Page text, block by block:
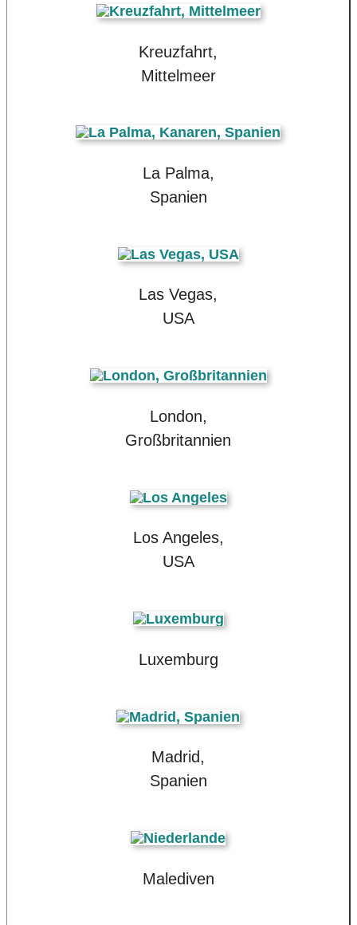
Kreuzfahrt,
Mittelmeer
La Palma,
Spanien
Las Vegas,
USA
London,
Großbritannien
Los Angeles,
USA
Luxemburg
Madrid,
Spanien
Malediven